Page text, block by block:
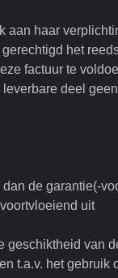
aan haar
het
factuur te
deel
de garantie(-
uit
geschiktheid van
t.a.v. het gebruik